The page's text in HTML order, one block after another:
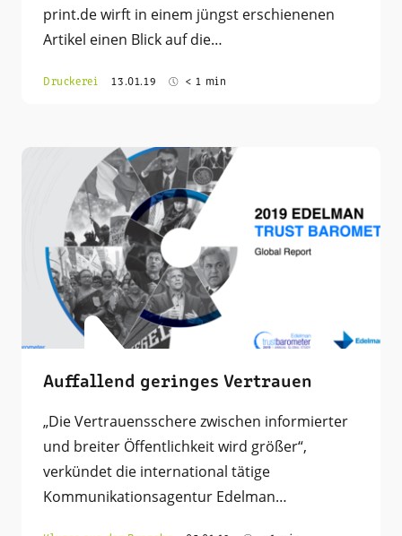
print.de wirft in einem jüngst erschienenen
Artikel einen Blick auf die…
Druckerei 13.01.19 < 1 min
Auffallend geringes Vertrauen
„Die Vertrauensschere zwischen informierter
und breiter Öffentlichkeit wird größer“,
verkündet die international tätige
Kommunikationsagentur Edelman…